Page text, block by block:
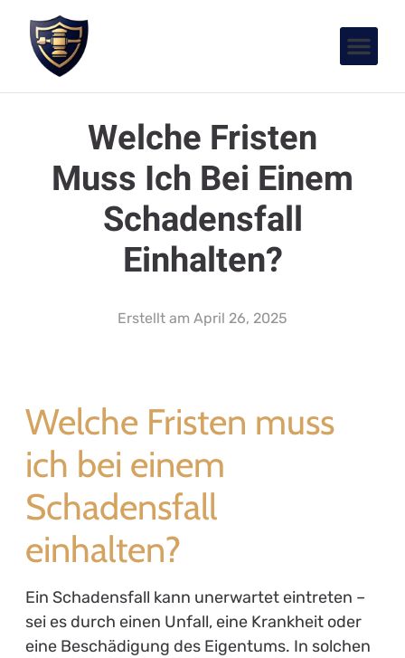
Welche Fristen
Muss Ich Bei Einem
Schadensfall
Einhalten?
Erstellt am April 26, 2025
Welche Fristen muss
ich bei einem
Schadensfall
einhalten?
Ein Schadensfall kann unerwartet eintreten –
sei es durch einen Unfall, eine Krankheit oder
eine Beschädigung des Eigentums. In solchen